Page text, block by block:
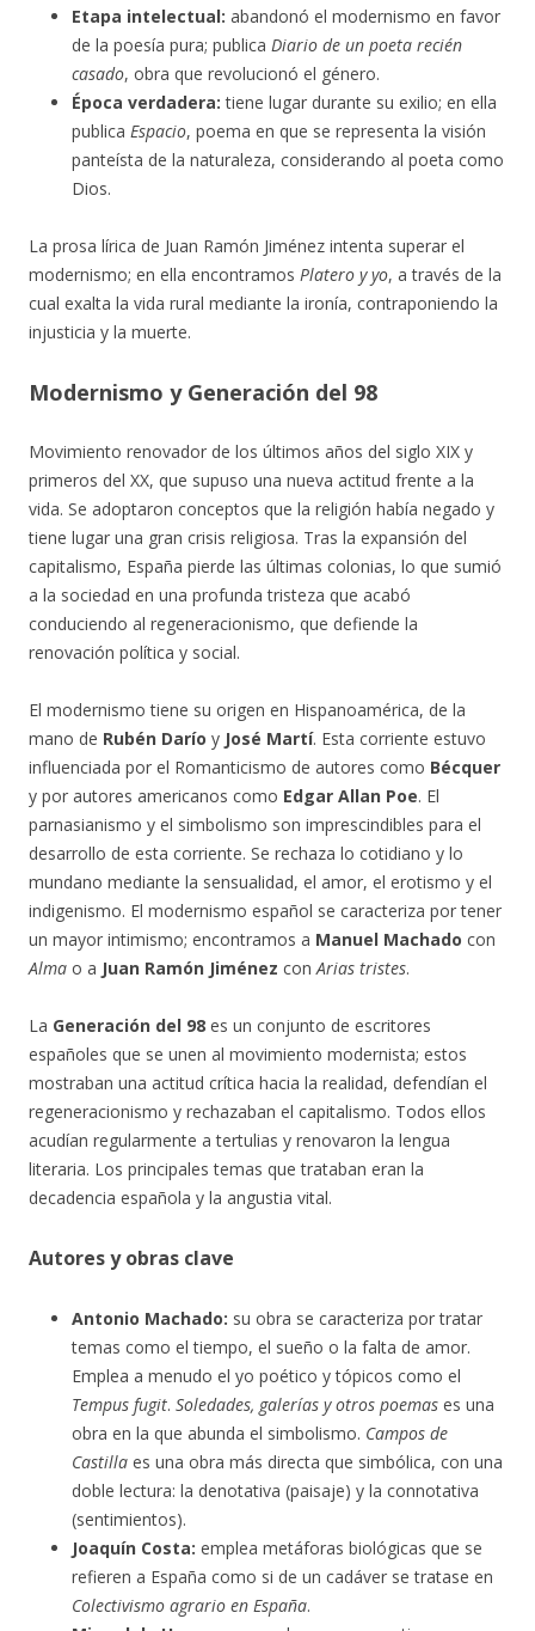
Etapa intelectual: abandonó el modernismo en favor
de la poesía pura; publica Diario de un poeta recién
casado, obra que revolucionó el género.
Época verdadera: tiene lugar durante su exilio; en ella
publica Espacio, poema en que se representa la visión
panteísta de la naturaleza, considerando al poeta como
Dios.
La prosa lírica de Juan Ramón Jiménez intenta superar el
modernismo; en ella encontramos Platero y yo, a través de la
cual exalta la vida rural mediante la ironía, contraponiendo la
injusticia y la muerte.
Modernismo y Generación del 98
Movimiento renovador de los últimos años del siglo XIX y
primeros del XX, que supuso una nueva actitud frente a la
vida. Se adoptaron conceptos que la religión había negado y
tiene lugar una gran crisis religiosa. Tras la expansión del
capitalismo, España pierde las últimas colonias, lo que sumió
a la sociedad en una profunda tristeza que acabó
conduciendo al regeneracionismo, que defiende la
renovación política y social.
El modernismo tiene su origen en Hispanoamérica, de la
mano de Rubén Darío y José Martí. Esta corriente estuvo
influenciada por el Romanticismo de autores como Bécquer
y por autores americanos como Edgar Allan Poe. El
parnasianismo y el simbolismo son imprescindibles para el
desarrollo de esta corriente. Se rechaza lo cotidiano y lo
mundano mediante la sensualidad, el amor, el erotismo y el
indigenismo. El modernismo español se caracteriza por tener
un mayor intimismo; encontramos a Manuel Machado con
Alma o a Juan Ramón Jiménez conArias tristes.
La Generación del 98 es un conjunto de escritores
españoles que se unen al movimiento modernista; estos
mostraban una actitud crítica hacia la realidad, defendían el
regeneracionismo y rechazaban el capitalismo. Todos ellos
acudían regularmente a tertulias y renovaron la lengua
literaria. Los principales temas que trataban eran la
decadencia española y la angustia vital.
Autores y obras clave
Antonio Machado: su obra se caracteriza por tratar
temas como el tiempo, el sueño o la falta de amor.
Emplea a menudo el yo poético y tópicos como el
Tempus fugit. Soledades, galerías y otros poemas es una
obra en la que abunda el simbolismo. Campos de
Castilla es una obra más directa que simbólica, con una
doble lectura: la denotativa (paisaje) y la connotativa
(sentimientos).
Joaquín Costa: emplea metáforas biológicas que se
refieren a España como si de un cadáver se tratase en
Colectivismo agrario en España.